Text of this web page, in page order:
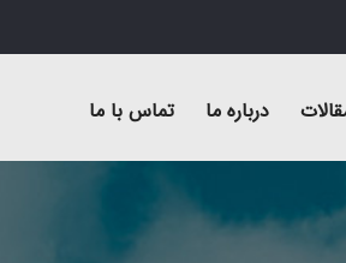
درباره ما تماس با ما